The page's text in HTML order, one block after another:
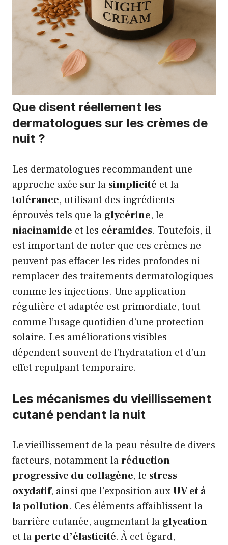
Que disent réellement les
dermatologues sur les crèmes de
nuit ?
Les dermatologues recommandent une
approche axée sur la simplicité et la
tolérance, utilisant des ingrédients
éprouvés tels que la glycérine, le
niacinamide et les céramides. Toutefois, il
est important de noter que ces crèmes ne
peuvent pas effacer les rides profondes ni
remplacer des traitements dermatologiques
comme les injections. Une application
régulière et adaptée est primordiale, tout
comme l’usage quotidien d’une protection
solaire. Les améliorations visibles
dépendent souvent de l’hydratation et d’un
effet repulpant temporaire.
Les mécanismes du vieillissement
cutané pendant la nuit
Le vieillissement de la peau résulte de divers
facteurs, notamment laréduction
progressive du collagène, le stress
oxydatif, ainsi que l’exposition auxUV et à
la pollution. Ces éléments affaiblissent la
barrière cutanée, augmentant la glycation
et laperte d’élasticité. À cet égard,